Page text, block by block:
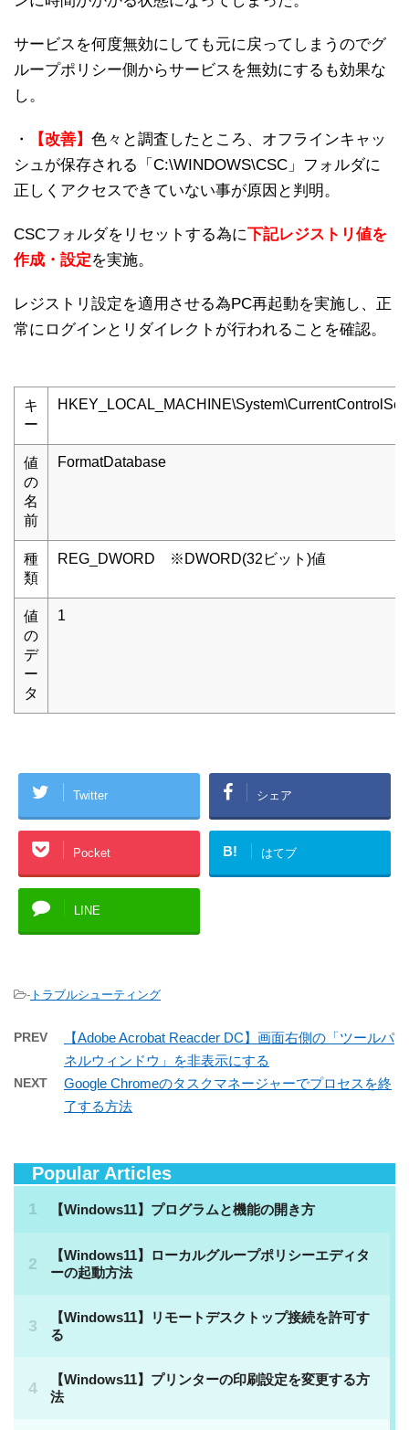
サービスを何度無効にしても元に戻ってしまうのでグ
ループポリシー側からサービスを無効にするも効果な
し。
・ 【改善】 色々と調査したところ、オフラインキャッ
シュが保存される「C:\WINDOWS\CSC」フォルダに
正しくアクセスできていない事が原因と判明。
CSCフォルダをリセットする為に下記レジストリ値を
作成・設定を実施。
レジストリ設定を適用させる為PC再起動を実施し、正
常にログインとリダイレクトが行われることを確認。
キ
ー
値
の
名
前
FormatDatabase
種
類
REG_DWORD ※DWORD(32ビット)値
値
の
デ
ー
タ
1
Twitter シェア
Pocket B! はてブ
LINE
- トラブルシューティング
PREV
【Adobe Acrobat Reacder DC】画面右側の「ツールパ
ネルウィンドウ」を非表示にする
NEXT
Google Chromeのタスクマネージャーでプロセスを終
了する方法
Popular Articles